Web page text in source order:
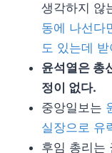
생각하지 않
동에 나선다
도 있는데
윤석열은 총
정이 없다.
중앙일보는
실장으로 유
후임 총리는